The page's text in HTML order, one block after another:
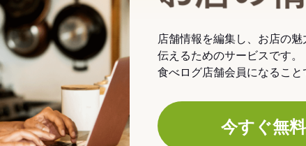
店舗情報を編集し、お店の
伝えるためのサービスです。
食べログ店舗会員になること
今すぐ無